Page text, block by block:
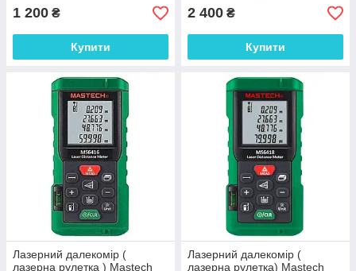
1 200 ₴
Купити
2 400 ₴
Купити
Лазерний далекомір (
лазерна рулетка ) Mastech
Лазерний далекомір (
лазерна рулетка) Mastech